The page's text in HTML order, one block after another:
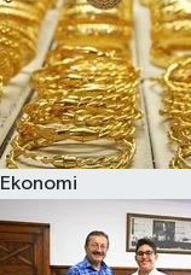
Ekonomi
Kültür Sanat
Sağlık
Siyaset
Teknoloji
Televizyon